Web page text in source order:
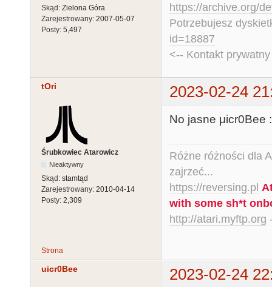
Skąd: Zielona Góra
Zarejestrowany: 2007-05-07
Posty: 5,497
https://archive.org/
Potrzebujesz
id=18887
<-- Kontakt
tOri 2023-02-24
Śrubkowiec Atarowicz
Nieaktywny
Skąd: stamtąd
Zarejestrowany: 2010-04-14
Posty: 2,309
No jasne μicr0Bee
Różne różności dla
zajrzeć...
https://reversing.pl
with some sh*t
http://atari.myftp.org
Strona
uicr0Bee 2023-02-24